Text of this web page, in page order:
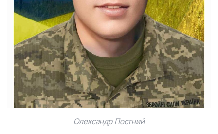
Олександр Постний